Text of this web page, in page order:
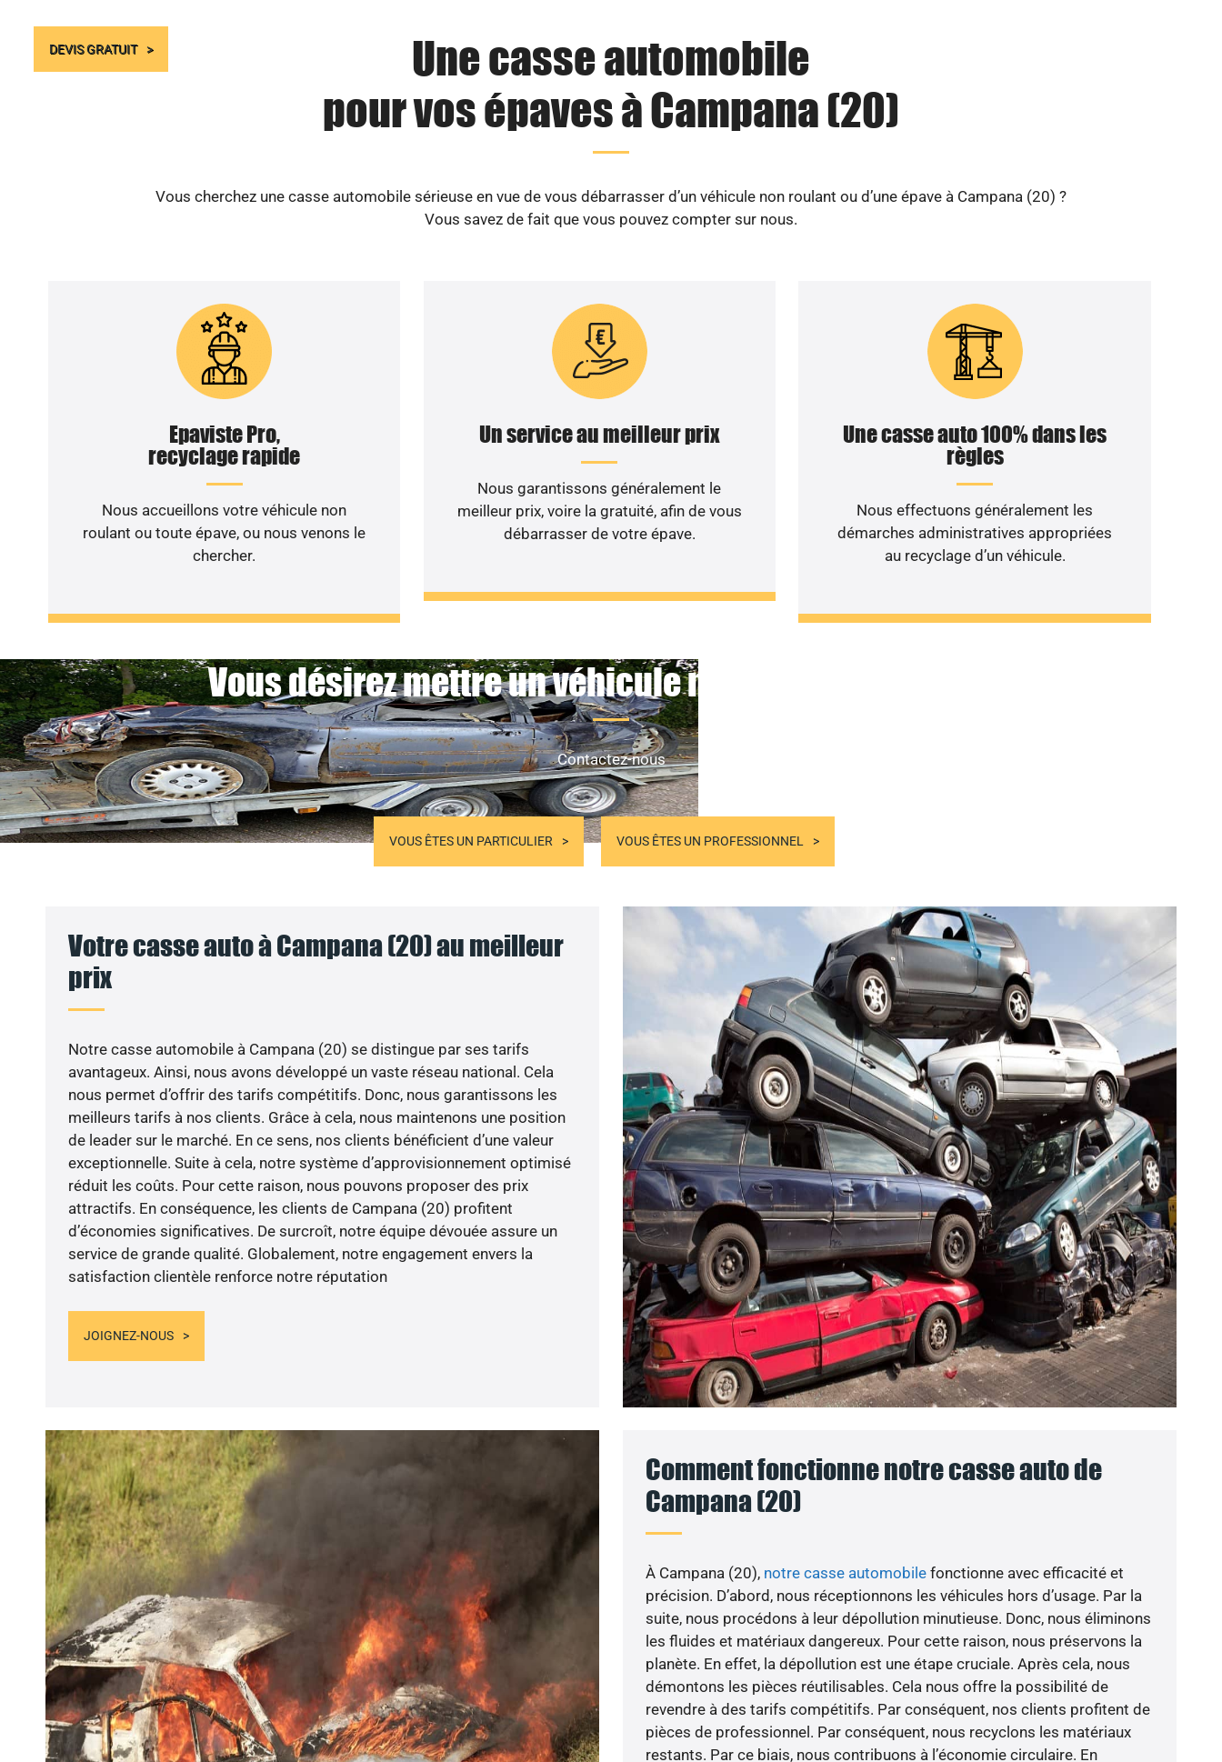
DEVIS GRATUIT
Une casse automobile
pour vos épaves à Campana (20)
Vous cherchez une casse automobile sérieuse en vue de vous débarrasser d’un véhicule non roulant ou d’une épave à Campana (20) ?
Vous savez de fait que vous pouvez compter sur nous.
Epaviste Pro,
recyclage rapide
Nous accueillons votre véhicule non
roulant ou toute épave, ou nous venons le
chercher.
Un service au meilleur prix
Nous garantissons généralement le
meilleur prix, voire la gratuité, afin de vous
débarrasser de votre épave.
Une casse auto 100% dans les
règles
Nous effectuons généralement les
démarches administratives appropriées
au recyclage d’un véhicule.
Vous désirez mettre un véhicule non roulant au rebut ?
Contactez-nous
VOUS ÊTES UN PARTICULIER VOUS ÊTES UN PROFESSIONNEL
Votre casse auto à Campana (20) au meilleur
prix
Notre casse automobile à Campana (20) se distingue par ses tarifs
avantageux. Ainsi, nous avons développé un vaste réseau national. Cela
nous permet d’offrir des tarifs compétitifs. Donc, nous garantissons les
meilleurs tarifs à nos clients. Grâce à cela, nous maintenons une position
de leader sur le marché. En ce sens, nos clients bénéficient d’une valeur
exceptionnelle. Suite à cela, notre système d’approvisionnement optimisé
réduit les coûts. Pour cette raison, nous pouvons proposer des prix
attractifs. En conséquence, les clients de Campana (20) profitent
d’économies significatives. De surcroît, notre équipe dévouée assure un
service de grande qualité. Globalement, notre engagement envers la
satisfaction clientèle renforce notre réputation
JOIGNEZ-NOUS
Comment fonctionne notre casse auto de
Campana (20)
À Campana (20), notre casse automobile fonctionne avec efficacité et
précision. D’abord, nous réceptionnons les véhicules hors d’usage. Par la
suite, nous procédons à leur dépollution minutieuse. Donc, nous éliminons
les fluides et matériaux dangereux. Pour cette raison, nous préservons la
planète. En effet, la dépollution est une étape cruciale. Après cela, nous
démontons les pièces réutilisables. Cela nous offre la possibilité de
revendre à des tarifs compétitifs. Par conséquent, nos clients profitent de
pièces de professionnel. Par conséquent, nous recyclons les matériaux
restants. Par ce biais, nous contribuons à l’économie circulaire. En